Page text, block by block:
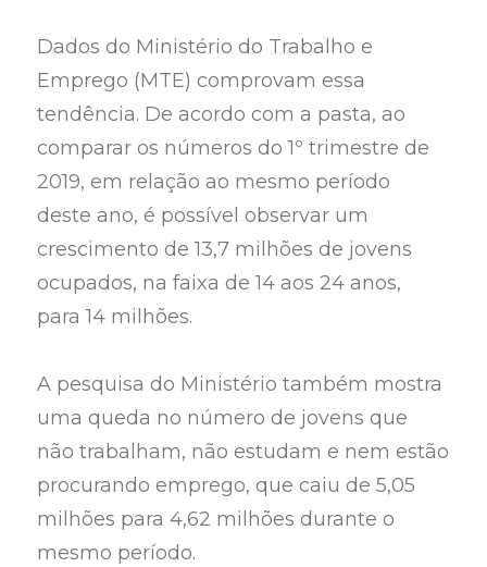
Dados do Ministério do Trabalho e
Emprego (MTE) comprovam essa
tendência. De acordo com a pasta, ao
comparar os números do 1º trimestre de
2019, em relação ao mesmo período
deste ano, é possível observar um
crescimento de 13,7 milhões de jovens
ocupados, na faixa de 14 aos 24 anos,
para 14 milhões.
A pesquisa do Ministério também mostra
uma queda no número de jovens que
não trabalham, não estudam e nem estão
procurando emprego, que caiu de 5,05
milhões para 4,62 milhões durante o
mesmo período.